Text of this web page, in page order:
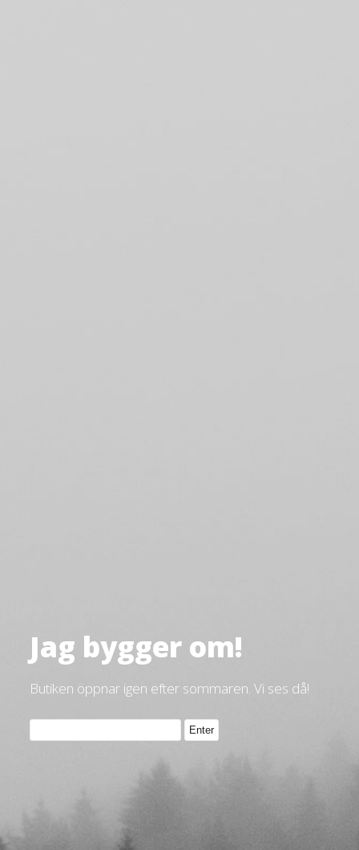
Jag bygger om!
Butiken öppnar igen efter sommaren. Vi ses då!